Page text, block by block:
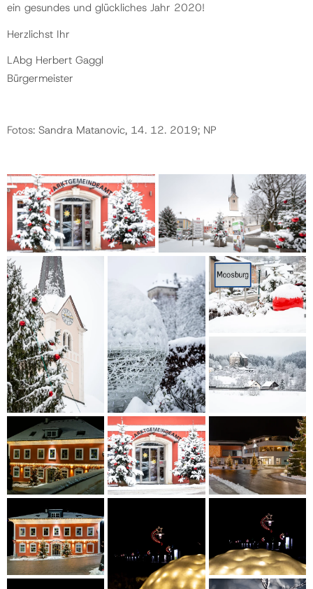
ein gesundes und glückliches Jahr 2020!
Herzlichst Ihr
LAbg Herbert Gaggl
Bürgermeister
Fotos: Sandra Matanovic, 14. 12. 2019; NP